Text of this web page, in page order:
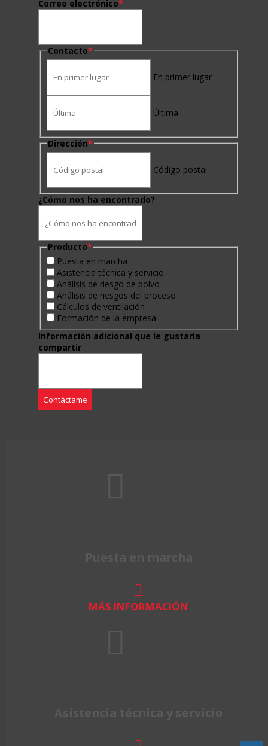
Correo electrónico*
Contacto*
En primer lugar
Última
Dirección*
Código postal
¿Cómo nos ha encontrado?
Producto*
Puesta en marcha
Asistencia técnica y servicio
Análisis de riesgo de polvo
Análisis de riesgos del proceso
Cálculos de ventilación
Formación de la empresa
Información adicional que le gustaría
compartir
Contáctame
Puesta en marcha
MÁS INFORMACIÓN
Asistencia técnica y servicio